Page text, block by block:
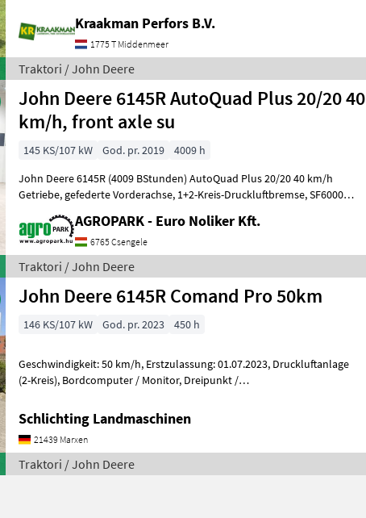
Kraakman Perfors B.V.
1775 T Middenmeer
Traktori / John Deere
John Deere 6145R AutoQuad Plus 20/20 40
km/h, front axle su
145 KS/107 kW God. pr. 2019
4009 h
John Deere 6145R (4009 BStunden) AutoQuad Plus 20/20 40 km/h
Getriebe, gefederte Vorderachse, 1+2-Kreis-Druckluftbremse, SF6000
AGROPARK - Euro Noliker Kft.
6765 Csengele
Traktori / John Deere
John Deere 6145R Comand Pro 50km
146 KS/107 kW God. pr. 2023 450 h
Geschwindigkeit: 50 km/h, Erstzulassung: 01.07.2023, Druckluftanlage
(2-Kreis), Bordcomputer / Monitor, Dreipunkt /
Schlichting Landmaschinen
21439 Marxen
Traktori / John Deere